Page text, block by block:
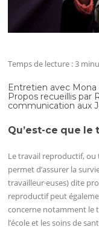
Temps de lecture :3
Entretien avec Mona
Propos recueillis par
communication aux
Qu’est-ce que
Le travail reproductif,
permet d’assurer la
travailleur·euses) dite
reproductif peut
concerne notamment le
l’école et les soins de